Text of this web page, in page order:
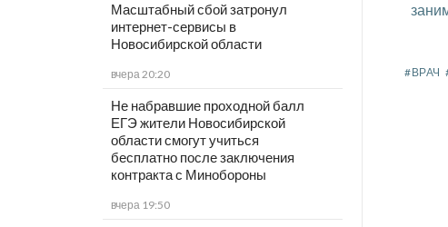
Масштабный сбой затронул
интернет-сервисы в
Новосибирской области
вчера 20:20
Не набравшие проходной балл
ЕГЭ жители Новосибирской
области смогут учиться
бесплатно после заключения
контракта с Минобороны
вчера 19:50
#ВРАЧ